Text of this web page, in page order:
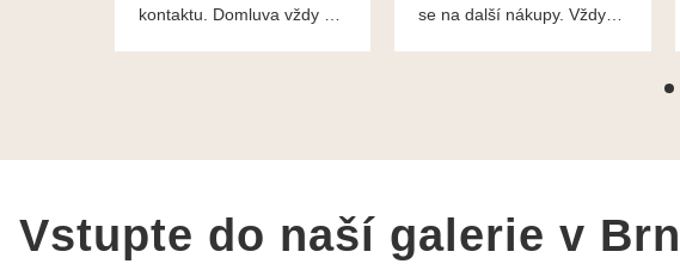
kontaktu. Domluva vždy na
Moc děkuji a doporučuji se
jak už bylo napsáno - na
požádání Vám šperky z
se na další nákupy. Vždy
Vstupte do naší galerie v